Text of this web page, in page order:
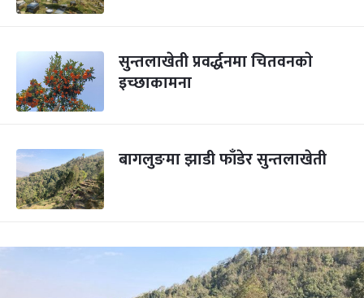
सुन्तलाखेती प्रवर्द्धनमा चितवनकाे
इच्छाकामना
बागलुङमा झाडी फाँडेर सुन्तलाखेती